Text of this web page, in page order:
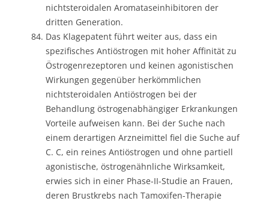
nichtsteroidalen Aromataseinhibitoren der
dritten Generation.
Das Klagepatent führt weiter aus, dass ein
spezifisches Antiöstrogen mit hoher Affinität zu
Östrogenrezeptoren und keinen agonistischen
Wirkungen gegenüber herkömmlichen
nichtsteroidalen Antiöstrogen bei der
Behandlung östrogenabhängiger Erkrankungen
Vorteile aufweisen kann. Bei der Suche nach
einem derartigen Arzneimittel fiel die Suche auf
C. C, ein reines Antiöstrogen und ohne partiell
agonistische, östrogenähnliche Wirksamkeit,
erwies sich in einer Phase-II-Studie an Frauen,
deren Brustkrebs nach Tamoxifen-Therapie